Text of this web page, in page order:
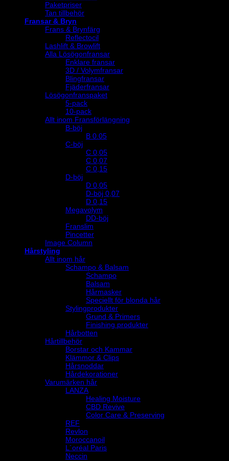
Paketpriser
Tan tillbehör
Fransar & Bryn
Frans & Brynfärg
Reflectocil
Lashlift & Browlift
Alla Lösögonfransar
Enklare fransar
3D / Volymfransar
Blingfransar
Fjäderfransar
Lösögonfranspaket
5-pack
10-pack
Allt inom Fransförlängning
B-böj
B 0.05
C-böj
C 0,05
C 0,07
C 0,15
D-böj
D 0,05
D-böj 0,07
D 0,15
Megavolym
DD-böj
Franslim
Pincetter
Image Column
Hårstyling
Allt inom hår
Schampo & Balsam
Schampo
Balsam
Hårmasker
Speciellt för blonda hår
Stylingprodukter
Grund & Primers
Finishing produkter
Hårbotten
Hårtillbehör
Borstar och Kammar
Klämmor & Clips
Hårsnoddar
Hårdekorationer
Varumärken hår
LANZA
Healing Moisture
CBD Revive
Color Care & Preserving
REF
Revlon
Moroccanoil
L´oréal Paris
Neccin